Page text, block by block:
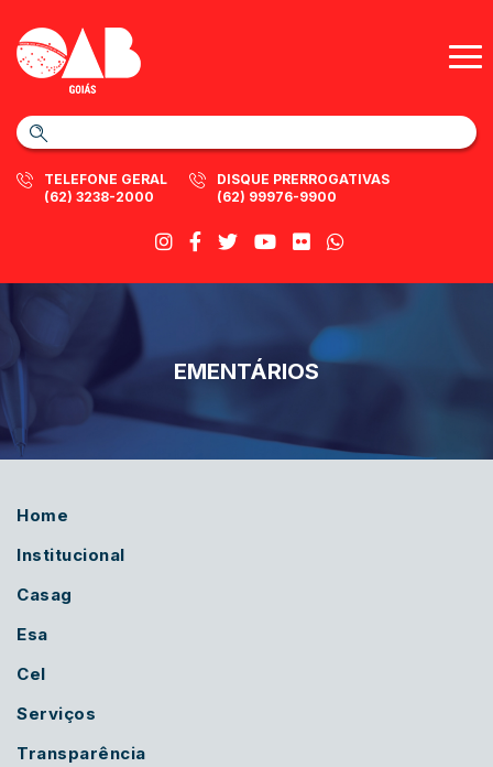
TELEFONE GERAL
(62) 3238-2000
DISQUE PRERROGATIVAS
(62) 99976-9900
EMENTÁRIOS
Home
Institucional
Casag
Esa
Cel
Serviços
Transparência